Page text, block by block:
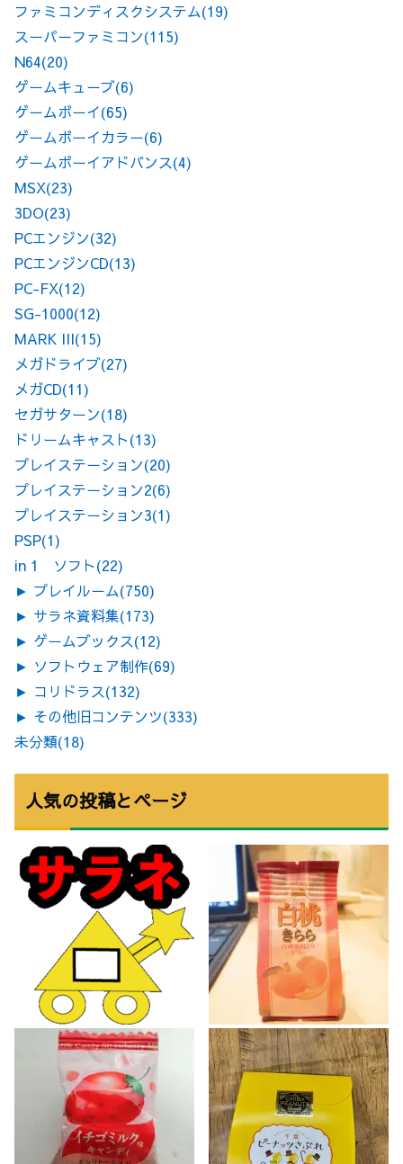
ファミコンディスクシステム(19)
スーパーファミコン(115)
N64(20)
ゲームキューブ(6)
ゲームボーイ(65)
ゲームボーイカラー(6)
ゲームボーイアドバンス(4)
MSX(23)
3DO(23)
PCエンジン(32)
PCエンジンCD(13)
PC-FX(12)
SG-1000(12)
MARK III(15)
メガドライブ(27)
メガCD(11)
セガサターン(18)
ドリームキャスト(13)
プレイステーション(20)
プレイステーション2(6)
プレイステーション3(1)
PSP(1)
in 1 ソフト(22)
► プレイルーム(750)
► サラネ資料集(173)
► ゲームブックス(12)
► ソフトウェア制作(69)
► コリドラス(132)
► その他旧コンテンツ(333)
未分類(18)
人気の投稿とページ